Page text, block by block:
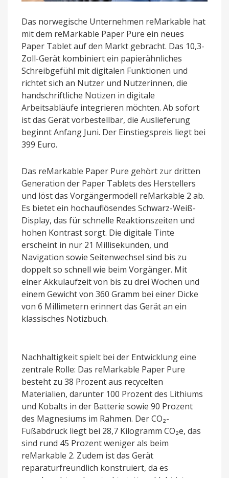
Das norwegische Unternehmen reMarkable hat
mit dem reMarkable Paper Pure ein neues
Paper Tablet auf den Markt gebracht. Das 10,3-
Zoll-Gerät kombiniert ein papierähnliches
Schreibgefühl mit digitalen Funktionen und
richtet sich an Nutzer und Nutzerinnen, die
handschriftliche Notizen in digitale
Arbeitsabläufe integrieren möchten. Ab sofort
ist das Gerät vorbestellbar, die Auslieferung
beginnt Anfang Juni. Der Einstiegspreis liegt bei
399 Euro.
Das reMarkable Paper Pure gehört zur dritten
Generation der Paper Tablets des Herstellers
und löst das Vorgängermodell reMarkable 2 ab.
Es bietet ein hochauflösendes Schwarz-Weiß-
Display, das für schnelle Reaktionszeiten und
hohen Kontrast sorgt. Die digitale Tinte
erscheint in nur 21 Millisekunden, und
Navigation sowie Seitenwechsel sind bis zu
doppelt so schnell wie beim Vorgänger. Mit
einer Akkulaufzeit von bis zu drei Wochen und
einem Gewicht von 360 Gramm bei einer Dicke
von 6 Millimetern erinnert das Gerät an ein
klassisches Notizbuch.
Nachhaltigkeit spielt bei der Entwicklung eine
zentrale Rolle: Das reMarkable Paper Pure
besteht zu 38 Prozent aus recycelten
Materialien, darunter 100 Prozent des Lithiums
und Kobalts in der Batterie sowie 90 Prozent
des Magnesiums im Rahmen. Der CO₂-
Fußabdruck liegt bei 28,7 Kilogramm CO₂e, das
sind rund 45 Prozent weniger als beim
reMarkable 2. Zudem ist das Gerät
reparaturfreundlich konstruiert, da es